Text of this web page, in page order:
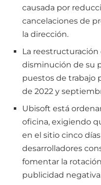
causada por
cancelaciones de
la dirección.
La reestructuración
disminución de su
puestos de trabajo
de 2022 y
Ubisoft está
oficina, exigiendo
en el sitio cinco
desarrolladores
fomentar la
publicidad